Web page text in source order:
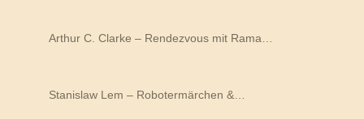
Arthur C. Clarke – Rendezvous mit Rama…
Stanislaw Lem – Robotermärchen &…